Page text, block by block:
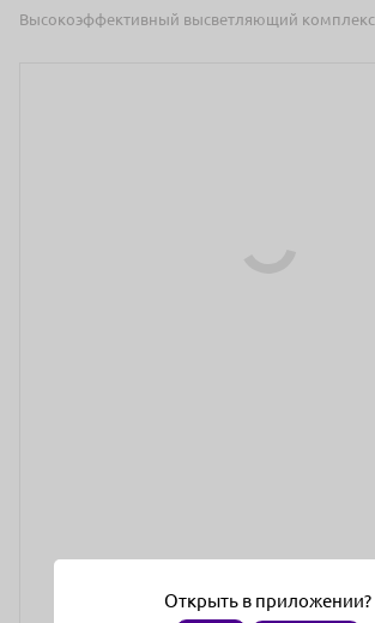
Высокоэффективный высветляющий
Открыть в приложении?